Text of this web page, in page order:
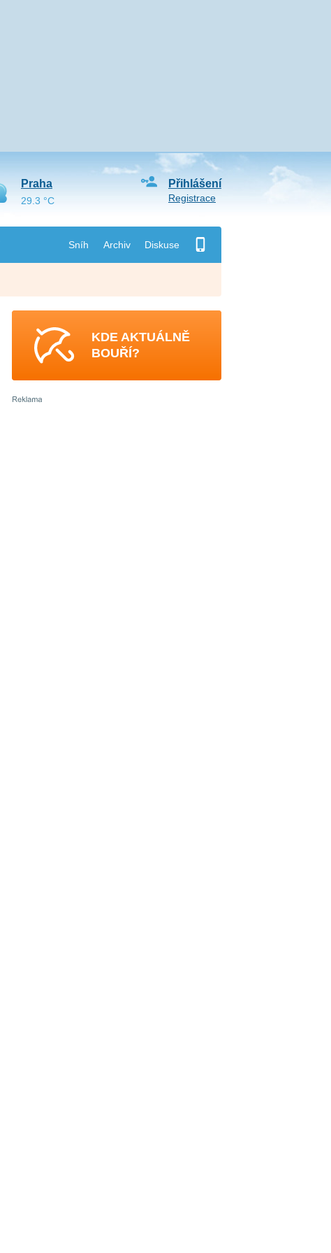
Sníh Archiv Diskuse
Přihlášení
Registrace
Praha
29.3 °C
KDE AKTUÁLNĚ
BOUŘÍ?